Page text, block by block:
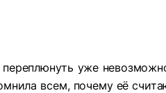
уже
всем, почему её